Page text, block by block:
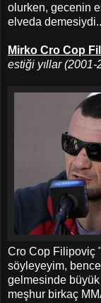
olurken, gecenin
elveda
Mirko Cro Cop
estiği yıllar (2001-
Cro Cop Filipoviç
söyleyeyim,
gelmesinde
meşhur birkaç